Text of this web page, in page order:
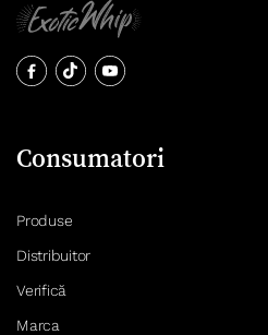
Consumatori
Produse
Distribuitor
Verifică
Marca